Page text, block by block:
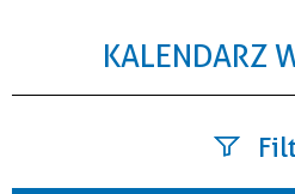
KALENDARZ